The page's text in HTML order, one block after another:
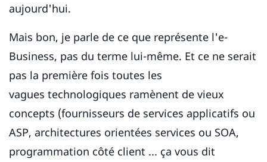
aujourd'hui.
Mais bon, je parle de ce que représente l'e-
Business, pas du terme lui-même. Et ce ne serait
pas la première fois toutes les
vagues technologiques ramènent de vieux
concepts (fournisseurs de services applicatifs ou
ASP, architectures orientées services ou SOA,
programmation côté client ... ça vous dit